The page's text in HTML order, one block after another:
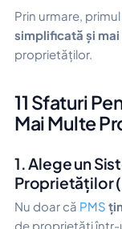
Prin urmare,
simplificată și
proprietăților.
11 Sfaturi
Mai Multe
1. Alege un
Proprietăților
Nu doar că PMS
de proprietăți într-